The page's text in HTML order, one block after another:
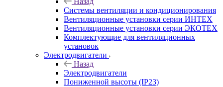
Системы вентиляции и кондиционирования
Вентиляционные установки серии ИНТЕХ
Вентиляционные установки серии ЭКОТЕХ
Комплектующие для вентиляционных
установок
Электродвигатели
Назад
Электродвигатели
Пониженной высоты (IP23)